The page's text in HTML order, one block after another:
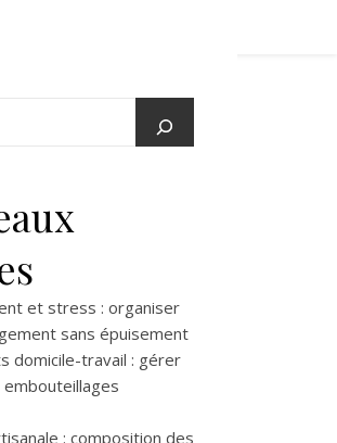
et stress : organiser
sans épuisement
domicile-travail : gérer
: composition des